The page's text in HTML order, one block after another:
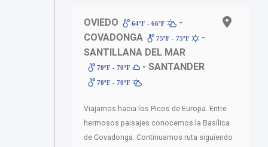
OVIEDO 64ºF - 66ºF
-
COVADONGA
75ºF - 75ºF
-
SANTILLANA DEL MAR
70ºF - 70ºF - SANTANDER
70ºF - 70ºF
Viajamos hacia los Picos de Europa. Entre
hermosos paisajes conocemos la Basílica
de Covadonga. Continuamos ruta siguiendo